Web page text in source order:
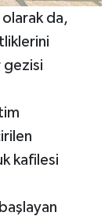
da,
gezisi
kafilesi